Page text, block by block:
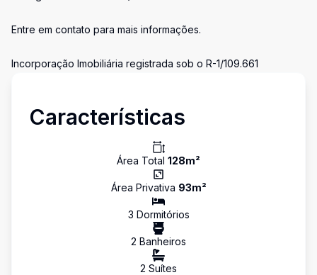
Entre em contato para mais informações.
Incorporação Imobiliária registrada sob o R-1/109.661
Características
Área Total 128m²
Área Privativa 93m²
3 Dormitórios
2 Banheiros
2 Suítes